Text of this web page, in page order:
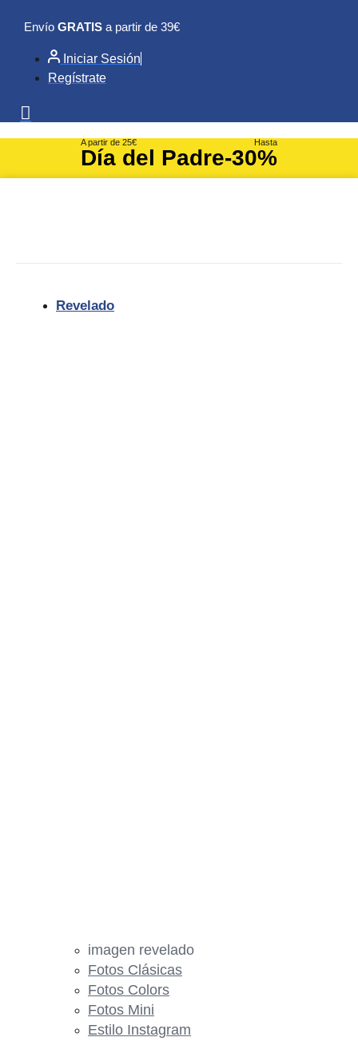
contenido
Envío GRATIS a partir de 39€
Iniciar Sesión
Regístrate
A partir de 25€
Día del Padre
Hasta
-30%
Revelado
imagen revelado
Fotos Clásicas
Fotos Colors
Fotos Mini
Estilo Instagram